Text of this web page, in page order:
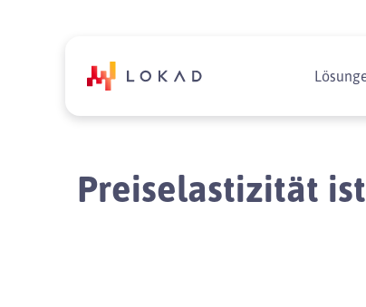
Preiselastizität